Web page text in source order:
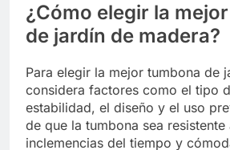
¿Cómo elegir la
de jardín de madera?
Para elegir la mejor tumbona de
considera factores como el tipo
estabilidad, el diseño y el uso
de que la tumbona sea resistente
inclemencias del tiempo y